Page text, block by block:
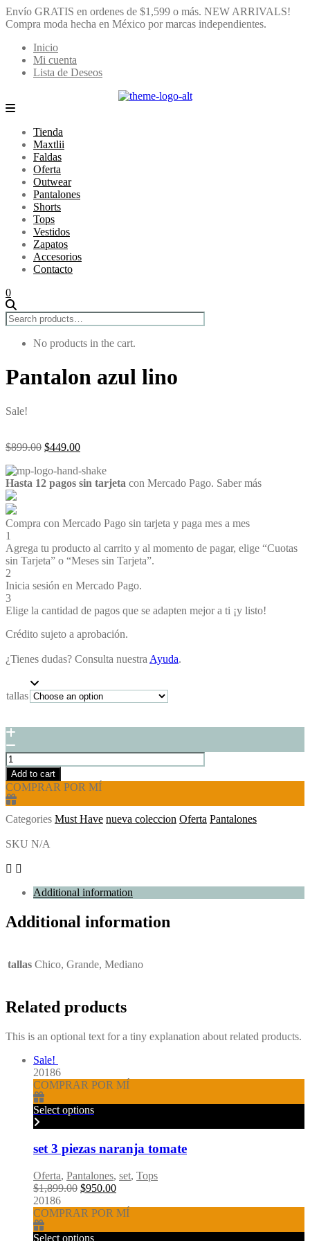
Envío GRATIS en ordenes de $1,599 o más. NEW ARRIVALS!
Compra moda hecha en México por marcas independientes.
Inicio
Mi cuenta
Lista de Deseos
Tienda
Maxtlii
Faldas
Oferta
Outwear
Pantalones
Shorts
Tops
Vestidos
Zapatos
Accesorios
Contacto
0
No products in the cart.
Pantalon azul lino
Sale!
$899.00 Original
was:
$899.00.
$449.00Current
is:
$449.00.
Hasta 12 pagos sin tarjeta con Mercado Pago. Saber más
Compra con Mercado Pago sin tarjeta y paga mes a mes
1
Agrega tu producto al carrito y al momento de pagar, elige “Cuotas
sin Tarjeta” o “Meses sin Tarjeta”.
2
Inicia sesión en Mercado Pago.
3
Elige la cantidad de pagos que se adapten mejor a ti ¡y listo!
Crédito sujeto a aprobación.
¿Tienes dudas? Consulta nuestra Ayuda.
tallas
Add to cart
COMPRAR POR MÍ
Categories Must Have nueva coleccion Oferta Pantalones
SKU N/A
Additional information
Additional information
tallas Chico, Grande, Mediano
Related products
This is an optional text for a tiny explanation about related products.
Sale!
20186
COMPRAR POR MÍ
Select options
set 3 piezas naranja tomate
Oferta, Pantalones, set, Tops
$1,899.00 Original
was:
$950.00Current
is:
20186
COMPRAR POR MÍ
Select options